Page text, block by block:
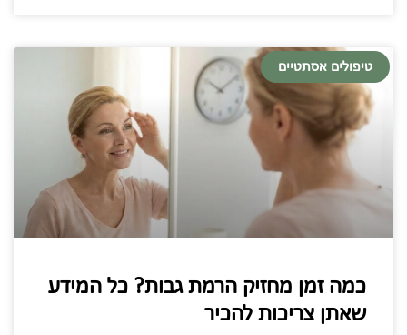
טיפולים אסתטיים
כמה זמן מחזיק הרמת גבות? כל המידע
שאתן צריכות להכיר